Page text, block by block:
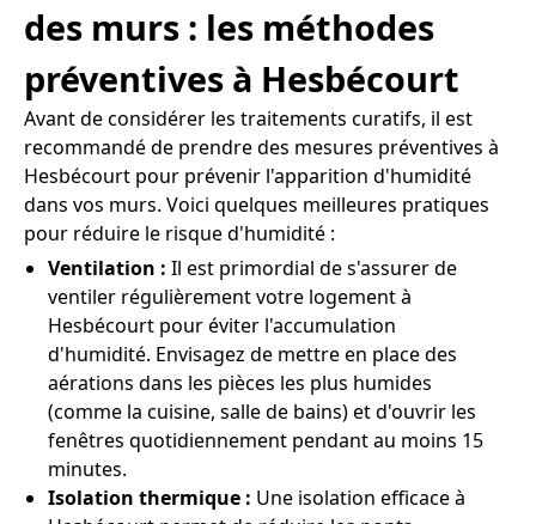
des murs : les méthodes
préventives à Hesbécourt
Avant de considérer les traitements curatifs, il est
recommandé de prendre des mesures préventives à
Hesbécourt pour prévenir l'apparition d'humidité
dans vos murs. Voici quelques meilleures pratiques
pour réduire le risque d'humidité :
Ventilation : Il est primordial de s'assurer de
ventiler régulièrement votre logement à
Hesbécourt pour éviter l'accumulation
d'humidité. Envisagez de mettre en place des
aérations dans les pièces les plus humides
(comme la cuisine, salle de bains) et d'ouvrir les
fenêtres quotidiennement pendant au moins 15
minutes.
Isolation thermique : Une isolation efficace à